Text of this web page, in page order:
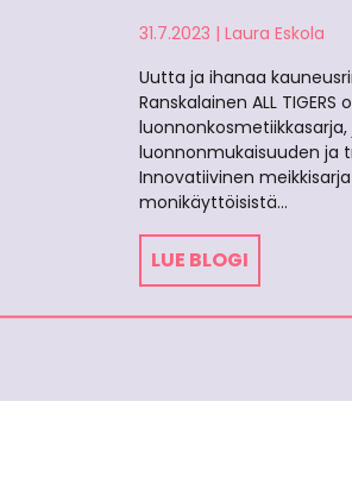
31.7.2023 | Laura Eskola
Uutta ja ihanaa
Ranskalainen ALL
luonnonmukaisuuden ja
Innovatiivinen
monikäyttöisistä…
LUE BLOGI